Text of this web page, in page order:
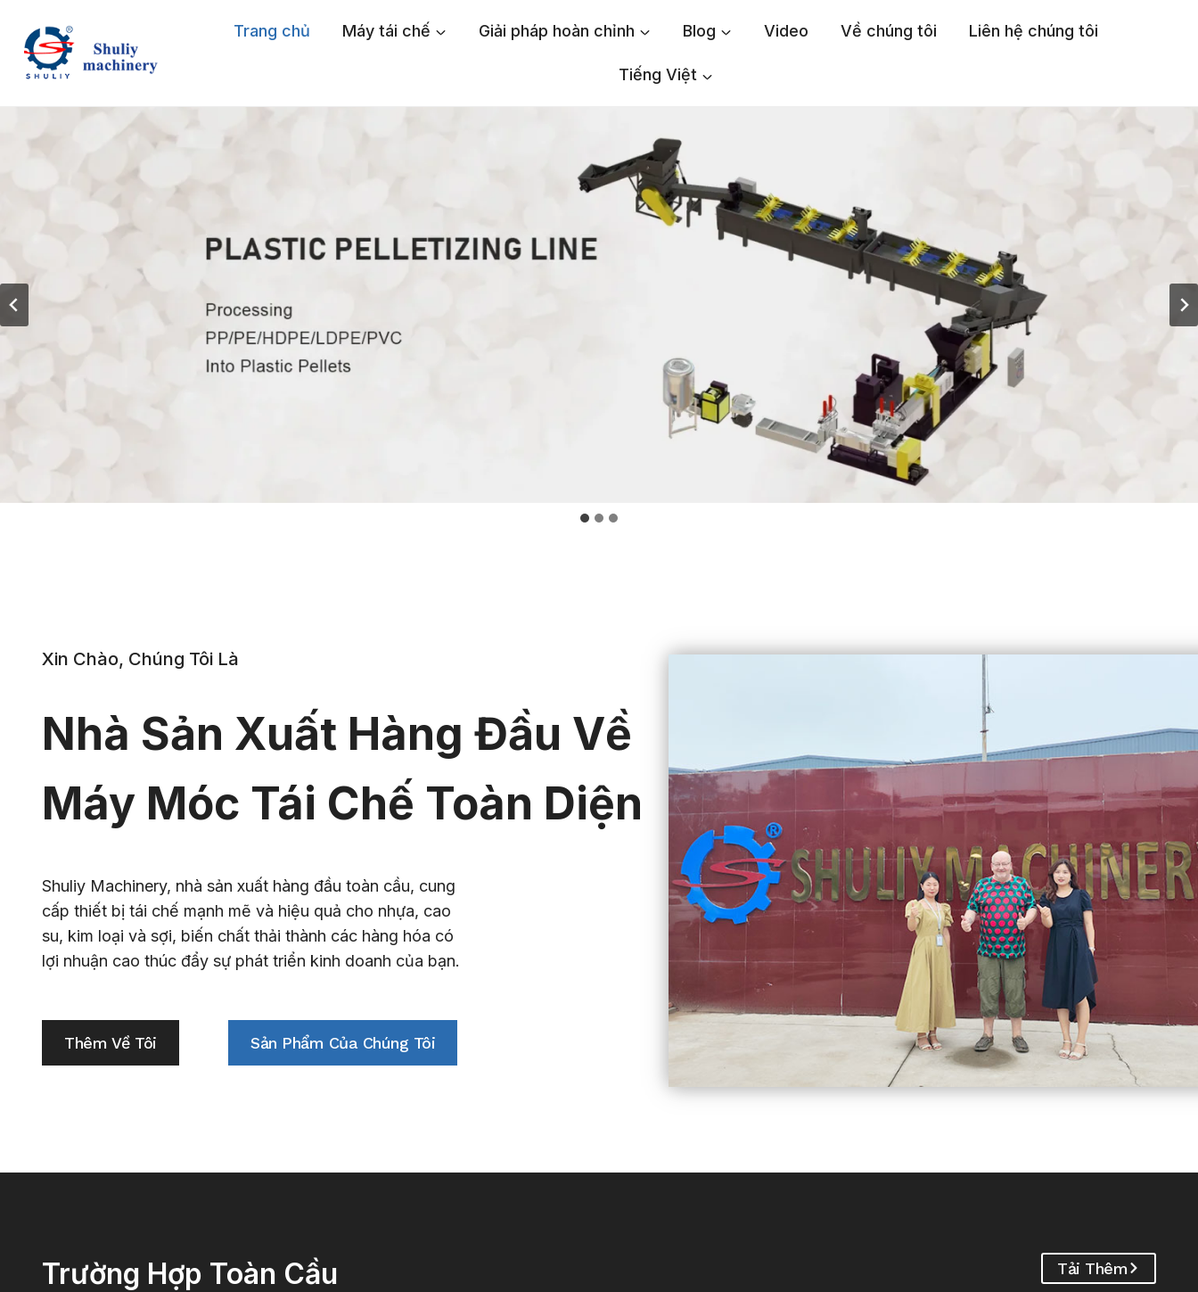
content
Trang chủ Máy tái chế Giải pháp hoàn chỉnh Blog Video Về chúng tôi Liên hệ chúng tôi
Tiếng Việt
Xin Chào, Chúng Tôi Là
Nhà Sản Xuất Hàng Đầu Về
Máy Móc Tái Chế Toàn Diện
Shuliy Machinery, nhà sản xuất hàng đầu toàn cầu, cung
cấp thiết bị tái chế mạnh mẽ và hiệu quả cho nhựa, cao
su, kim loại và sợi, biến chất thải thành các hàng hóa có
lợi nhuận cao thúc đẩy sự phát triển kinh doanh của bạn.
Thêm Về Tôi Sản Phẩm Của Chúng Tôi
Trường Hợp Toàn Cầu Tải Thêm